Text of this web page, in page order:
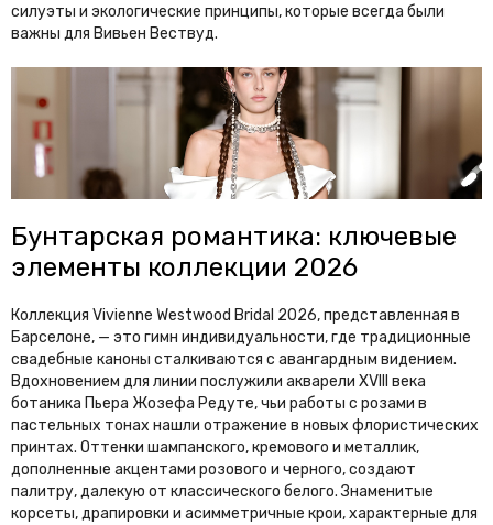
силуэты и экологические принципы, которые всегда были
важны для Вивьен Вествуд.
Бунтарская романтика: ключевые
элементы коллекции 2026
Коллекция Vivienne Westwood Bridal 2026, представленная в
Барселоне, — это гимн индивидуальности, где традиционные
свадебные каноны сталкиваются с авангардным видением.
Вдохновением для линии послужили акварели XVIII века
ботаника Пьера Жозефа Редуте, чьи работы с розами в
пастельных тонах нашли отражение в новых флористических
принтах. Оттенки шампанского, кремового и металлик,
дополненные акцентами розового и черного, создают
палитру, далекую от классического белого. Знаменитые
корсеты, драпировки и асимметричные крои, характерные для